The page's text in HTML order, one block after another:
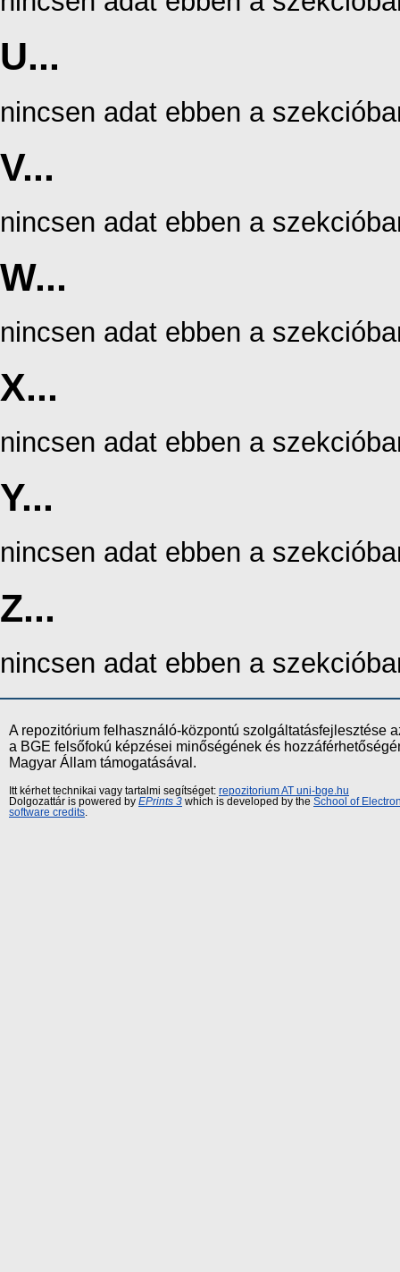
U...
nincsen adat ebben a
V...
nincsen adat ebben a
W...
nincsen adat ebben a
X...
nincsen adat ebben a
Y...
nincsen adat ebben a
Z...
nincsen adat ebben a
A repozitórium felhasználó-központú szolgáltatásfejlesztése
a BGE felsőfokú képzései minőségének és
Magyar Állam támogatásával.
Itt kérhet technikai vagy tartalmi segítséget: repozitorium AT uni-bge.hu
Dolgozattár is powered by EPrints 3 which is developed by the School of
software credits